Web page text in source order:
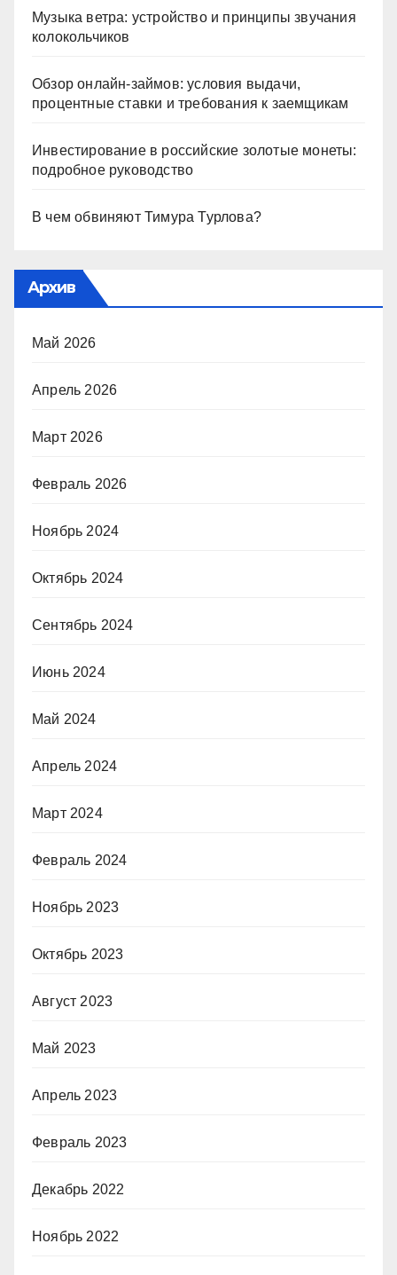
Музыка ветра: устройство и принципы звучания
колокольчиков
Обзор онлайн-займов: условия выдачи,
процентные ставки и требования к заемщикам
Инвестирование в российские золотые монеты:
подробное руководство
В чем обвиняют Тимура Турлова?
Архив
Май 2026
Апрель 2026
Март 2026
Февраль 2026
Ноябрь 2024
Октябрь 2024
Сентябрь 2024
Июнь 2024
Май 2024
Апрель 2024
Март 2024
Февраль 2024
Ноябрь 2023
Октябрь 2023
Август 2023
Май 2023
Апрель 2023
Февраль 2023
Декабрь 2022
Ноябрь 2022